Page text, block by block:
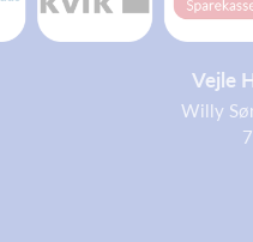
Vejle
Willy